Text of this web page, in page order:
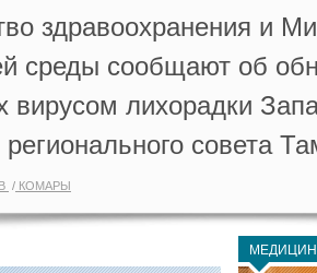
здравоохранения и
среды сообщают об
вирусом лихорадки
регионального совета
КОМАРЫ